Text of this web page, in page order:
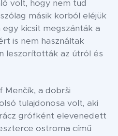
volt, hogy nem tud
másik korból eléjük
kicsit megszánták a
is nem használtak
leszorították az útról és
Menčík, a dobrši
tulajdonosa volt, aki
grófként elevenedett
ostroma című